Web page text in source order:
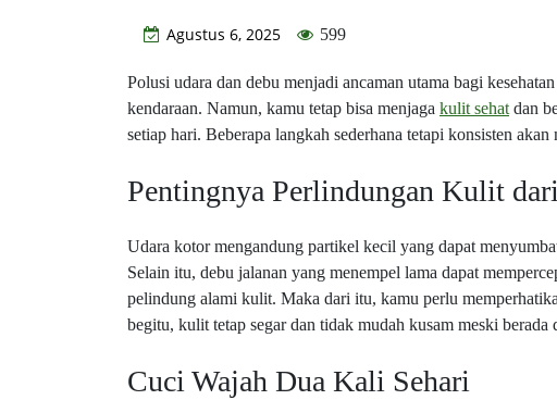
Agustus 6, 2025 599
Polusi udara dan debu menjadi ancaman utama bagi
kendaraan. Namun, kamu tetap bisa menjaga kulit sehat dan
setiap hari. Beberapa langkah sederhana tetapi konsisten
Pentingnya Perlindungan Kulit
Udara kotor mengandung partikel kecil yang dapat
Selain itu, debu jalanan yang menempel lama dapat
pelindung alami kulit. Maka dari itu, kamu perlu
begitu, kulit tetap segar dan tidak mudah kusam meski
Cuci Wajah Dua Kali Sehari